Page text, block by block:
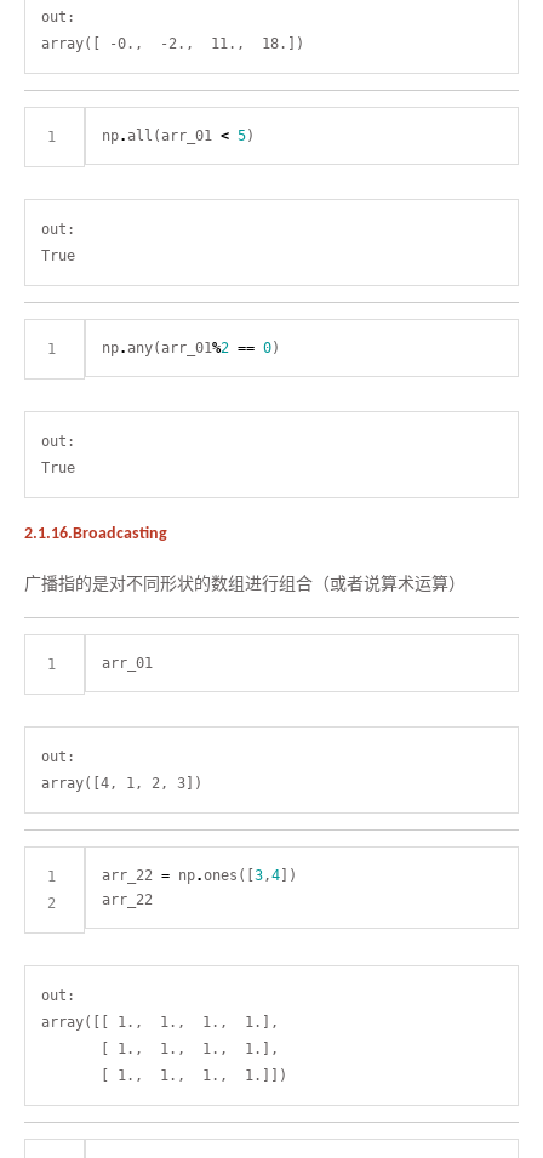
out:
np. all(arr_01 < 5
out:
True
np. any(arr_01%2 == 0
out:
True
2.1.16.Broadcasting
广播指的是对不同形状的数组进行组合（或者说算术运算）
1 arr_01
out:
1
2
arr_22 = np.ones([ 3,4
arr_22
out:
array([[ 1.,  1.,  1.,  1.],
       [ 1.,  1.,  1.,  1.],